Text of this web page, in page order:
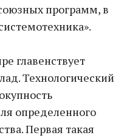
программ, в
главенствует
Технологический
определенного
Первая такая